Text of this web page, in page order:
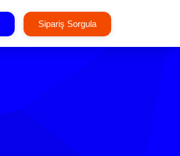
Sipariş Sorgula